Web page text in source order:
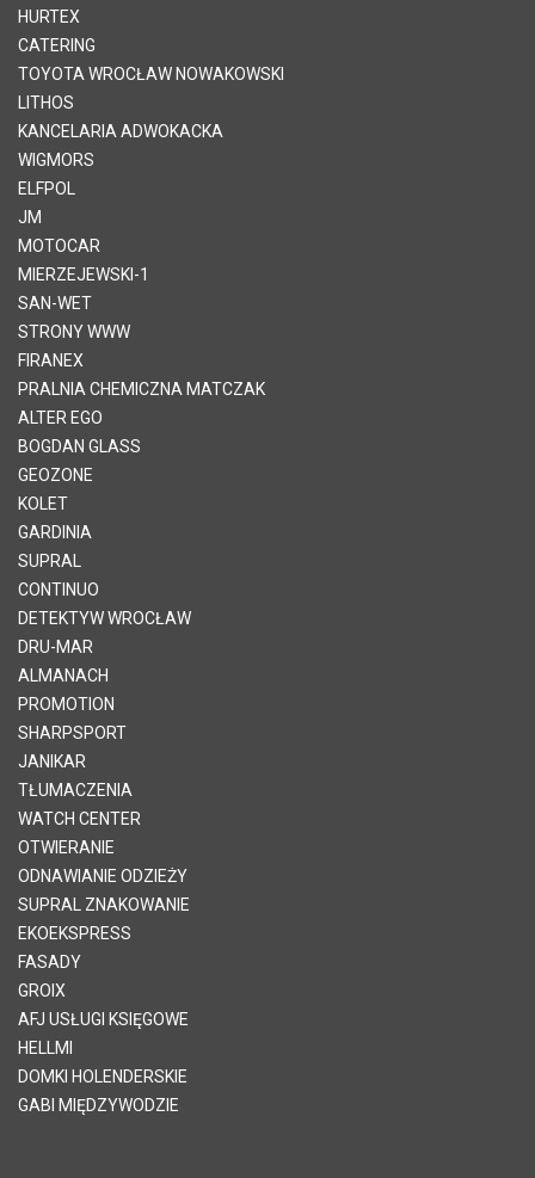
HURTEX
CATERING
TOYOTA WROCŁAW NOWAKOWSKI
LITHOS
KANCELARIA ADWOKACKA
WIGMORS
ELFPOL
JM
MOTOCAR
MIERZEJEWSKI-1
SAN-WET
STRONY WWW
FIRANEX
PRALNIA CHEMICZNA MATCZAK
ALTER EGO
BOGDAN GLASS
GEOZONE
KOLET
GARDINIA
SUPRAL
CONTINUO
DETEKTYW WROCŁAW
DRU-MAR
ALMANACH
PROMOTION
SHARPSPORT
JANIKAR
TŁUMACZENIA
WATCH CENTER
OTWIERANIE
ODNAWIANIE ODZIEŻY
SUPRAL ZNAKOWANIE
EKOEKSPRESS
FASADY
GROIX
AFJ USŁUGI KSIĘGOWE
HELLMI
DOMKI HOLENDERSKIE
GABI MIĘDZYWODZIE